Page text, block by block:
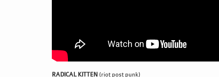
RADICAL KITTEN (riot post punk)